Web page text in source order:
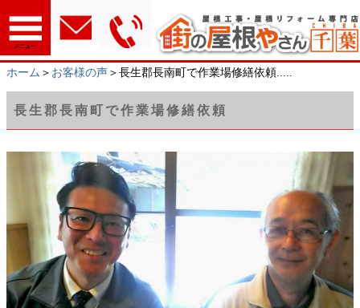
メニュー
ホーム ＞ お客様の声 ＞長生郡長南町で作業場修繕依頼.....
長生郡長南町で作業場修繕依頼